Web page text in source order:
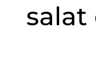
salat